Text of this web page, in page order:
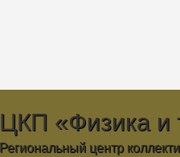
ЦКП «Физика и
Региональный центр